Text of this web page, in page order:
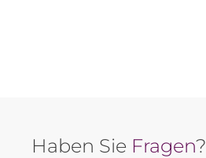
Haben Sie Fragen?